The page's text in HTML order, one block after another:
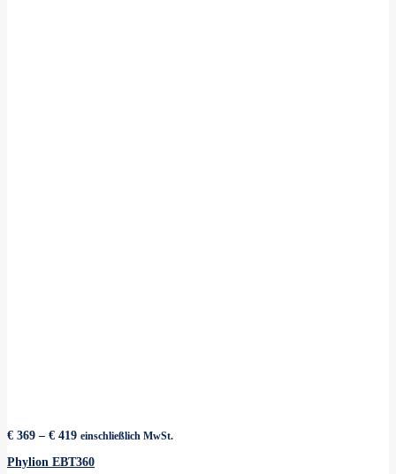
€ 369 – € 419Preisspanne:
bis
einschließlich MwSt.
Phylion EBT360